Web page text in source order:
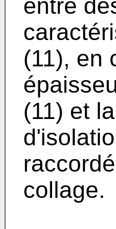
entre
(11), en
(11) et
collage.